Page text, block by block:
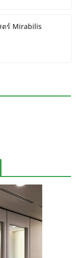
ตร์ Mirabilis